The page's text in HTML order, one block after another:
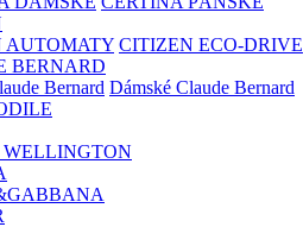
AUTOMATY CITIZEN ECO-DRIVE
BERNARD
Bernard Dámské Claude Bernard